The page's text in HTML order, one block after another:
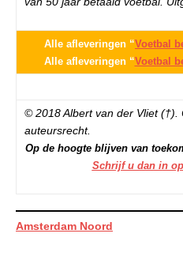
Alle afleveringen “Voetbal
Alle afleveringen “Voetbal
© 2018 Albert van der Vliet (†).
auteursrecht.
Op de hoogte blijven van
Schrijf u dan in
Amsterdam Noord